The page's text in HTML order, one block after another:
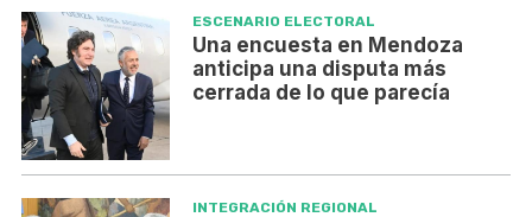
ESCENARIO ELECTORAL
Una encuesta en Mendoza
anticipa una disputa más
cerrada de lo que parecía
INTEGRACIÓN REGIONAL